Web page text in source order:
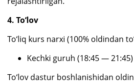
4. To‘lov
To‘liq kurs narxi (100% oldindan
Kechki guruh (18:45 —
To‘lov dastur boshlanishidan